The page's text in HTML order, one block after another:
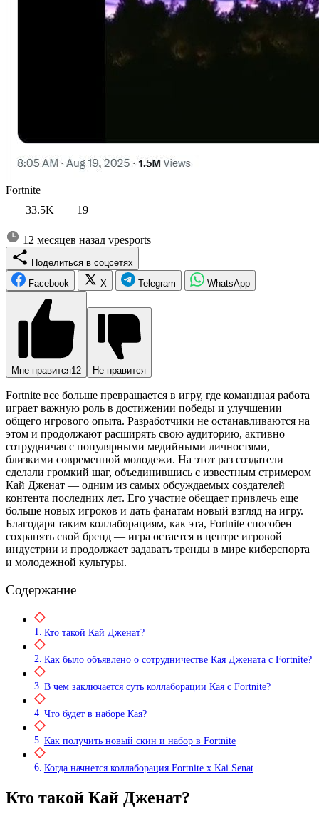
Fortnite
33.5K
19
12 месяцев назад vpesports
Поделиться в соцсетях
Facebook
X Telegram WhatsApp
Мне нравится12 Не нравится
Fortnite все больше превращается в игру, где командная работа
играет важную роль в достижении победы и улучшении
общего игрового опыта. Разработчики не останавливаются на
этом и продолжают расширять свою аудиторию, активно
сотрудничая с популярными медийными личностями,
близкими современной молодежи. На этот раз создатели
сделали громкий шаг, объединившись с известным стримером
Кай Дженат — одним из самых обсуждаемых создателей
контента последних лет. Его участие обещает привлечь еще
больше новых игроков и дать фанатам новый взгляд на игру.
Благодаря таким коллаборациям, как эта, Fortnite способен
сохранять свой бренд — игра остается в центре игровой
индустрии и продолжает задавать тренды в мире киберспорта
и молодежной культуры.
Содержание
Кто такой Кай Дженат?
Как было объявлено о сотрудничестве Кая Джената с Fortnite?
В чем заключается суть коллаборации Кая с Fortnite?
Что будет в наборе Кая?
Как получить новый скин и набор в Fortnite
Когда начнется коллаборация Fortnite x Kai Senat
Кто такой Кай Дженат?